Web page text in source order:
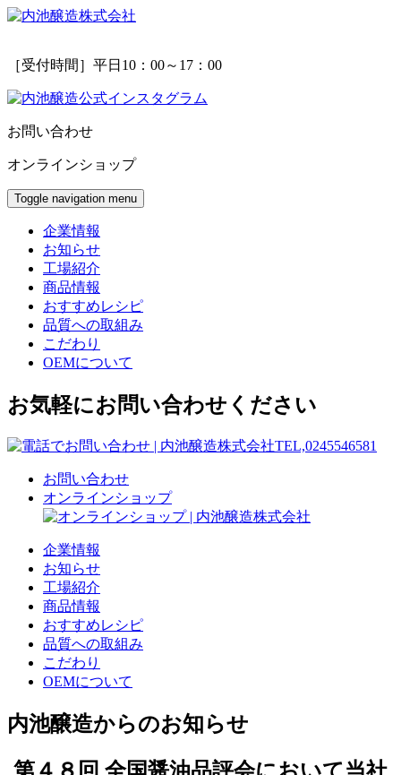
［受付時間］平日10：00～17：00
お問い合わせ
オンラインショップ
Toggle navigation menu
企業情報
お知らせ
工場紹介
商品情報
おすすめレシピ
品質への取組み
こだわり
OEMについて
お気軽にお問い合わせください
お問い合わせ
オンラインショップ
企業情報
お知らせ
工場紹介
商品情報
おすすめレシピ
品質への取組み
こだわり
OEMについて
内池醸造からのお知らせ
第４８回 全国醤油品評会において当社